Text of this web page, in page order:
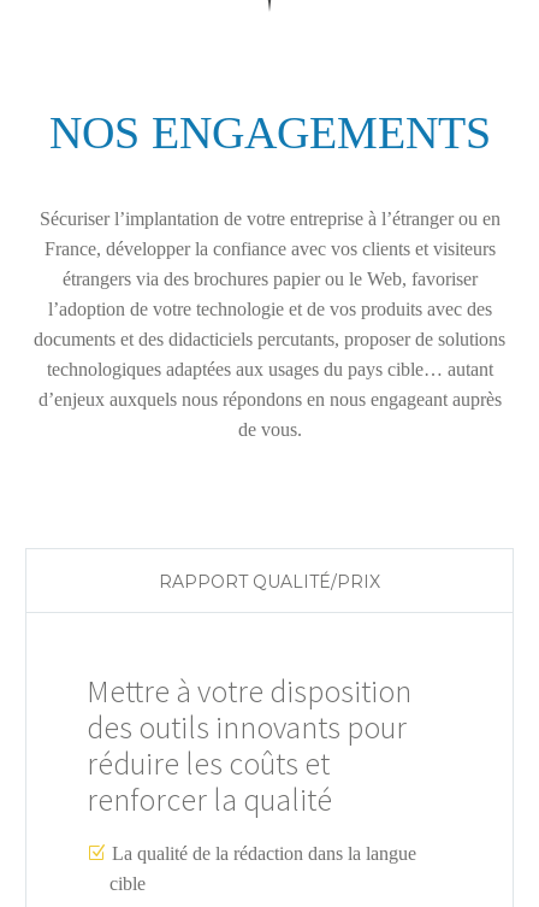
NOS ENGAGEMENTS
Sécuriser l’implantation de votre entreprise à l’étranger ou en
France, développer la confiance avec vos clients et visiteurs
étrangers via des brochures papier ou le Web, favoriser
l’adoption de votre technologie et de vos produits avec des
documents et des didacticiels percutants, proposer de solutions
technologiques adaptées aux usages du pays cible… autant
d’enjeux auxquels nous répondons en nous engageant auprès
de vous.
RAPPORT QUALITÉ/PRIX
Mettre à votre disposition
des outils innovants pour
réduire les coûts et
renforcer la qualité
La qualité de la rédaction dans la langue
cible